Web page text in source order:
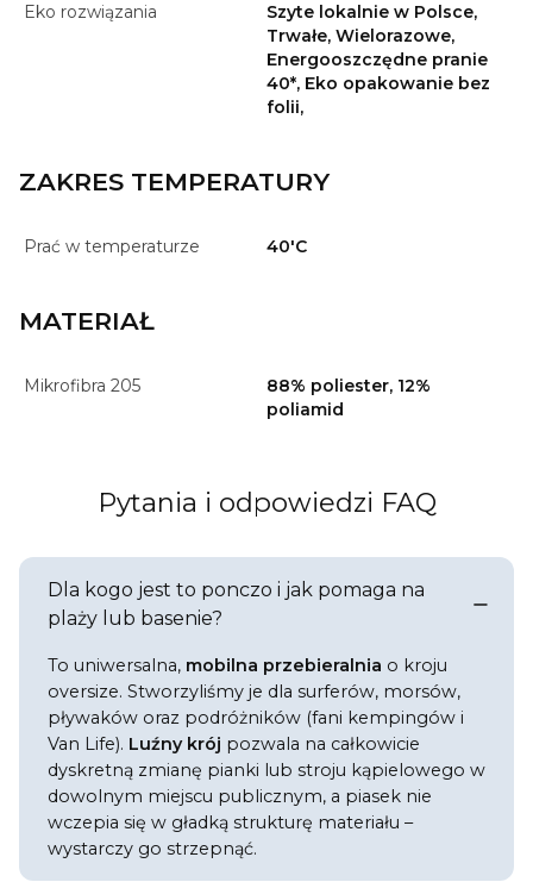
Eko rozwiązania
Szyte lokalnie w Polsce,
Trwałe, Wielorazowe,
Energooszczędne pranie
40*, Eko opakowanie bez
folii,
ZAKRES TEMPERATURY
Prać w temperaturze 40'C
MATERIAŁ
Mikrofibra 205
88% poliester, 12%
poliamid
Pytania i odpowiedzi FAQ
Dla kogo jest to ponczo i jak pomaga na
plaży lub basenie?
To uniwersalna, mobilna przebieralnia o kroju
oversize. Stworzyliśmy je dla surferów, morsów,
pływaków oraz podróżników (fani kempingów i
Van Life). Luźny krój pozwala na całkowicie
dyskretną zmianę pianki lub stroju kąpielowego w
dowolnym miejscu publicznym, a piasek nie
wczepia się w gładką strukturę materiału –
wystarczy go strzepnąć.